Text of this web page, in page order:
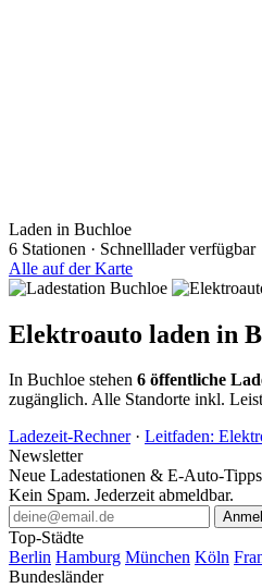
Laden in Buchloe
6 Stationen · Schnelllader verfügbar
Alle auf der Karte
Elektroauto laden in
In Buchloe stehen 6 öffentliche
zugänglich. Alle Standorte inkl.
Ladezeit-Rechner · Leitfaden:
Newsletter
Neue Ladestationen & E-Auto-Tipps
Kein Spam. Jederzeit abmeldbar.
Top-Städte
Berlin Hamburg München Köln
Bundesländer